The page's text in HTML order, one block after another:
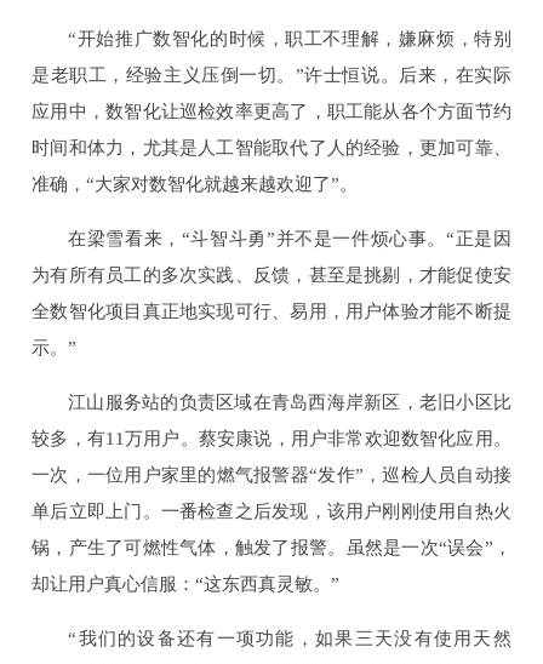
“开始推广数智化的时候，职工不理解，嫌麻烦，特别
是老职工，经验主义压倒一切。”许士恒说。后来，在实际
应用中，数智化让巡检效率更高了，职工能从各个方面节约
时间和体力，尤其是人工智能取代了人的经验，更加可靠、
准确，“大家对数智化就越来越欢迎了”。
在梁雪看来，“斗智斗勇”并不是一件烦心事。“正是因
为有所有员工的多次实践、反馈，甚至是挑剔，才能促使安
全数智化项目真正地实现可行、易用，用户体验才能不断提
示。”
江山服务站的负责区域在青岛西海岸新区，老旧小区比
较多，有11万用户。蔡安康说，用户非常欢迎数智化应用。
一次，一位用户家里的燃气报警器“发作”，巡检人员自动接
单后立即上门。一番检查之后发现，该用户刚刚使用自热火
锅，产生了可燃性气体，触发了报警。虽然是一次“误会”，
却让用户真心信服：“这东西真灵敏。”
“我们的设备还有一项功能，如果三天没有使用天然